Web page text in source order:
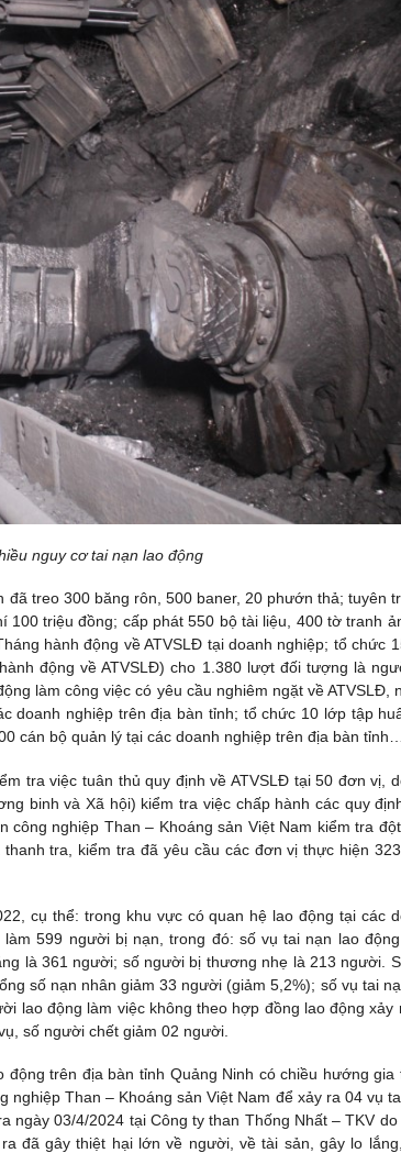
nguy cơ tai nạn lao động
treo 300 băng rôn, 500 baner, 20 phướn thả; tuyên
triệu đồng; cấp phát 550 bộ tài liệu, 400 tờ tranh
hành động về ATVSLĐ tại doanh nghiệp; tổ chức
động về ATVSLĐ) cho 1.380 lượt đối tượng là
làm công việc có yêu cầu nghiêm ngặt về ATVSLĐ,
doanh nghiệp trên địa bàn tỉnh; tổ chức 10 lớp tập
cán bộ quản lý tại các doanh nghiệp trên địa bàn tỉnh…
tra việc tuân thủ quy định về ATVSLĐ tại 50 đơn vị,
binh và Xã hội) kiểm tra việc chấp hành các quy
nghiệp Than – Khoáng sản Việt Nam kiểm tra
tra, kiểm tra đã yêu cầu các đơn vị thực hiện
cụ thể: trong khu vực có quan hệ lao động tại các
599 người bị nạn, trong đó: số vụ tai nạn lao
là 361 người; số người bị thương nhẹ là 213 người.
số nạn nhân giảm 33 người (giảm 5,2%); số vụ tai
lao động làm việc không theo hợp đồng lao động xảy
số người chết giảm 02 người.
trên địa bàn tỉnh Quảng Ninh có chiều hướng gia
Than – Khoáng sản Việt Nam để xảy ra 04 vụ
03/4/2024 tại Công ty than Thống Nhất – TKV do
đã gây thiệt hại lớn về người, về tài sản, gây lo